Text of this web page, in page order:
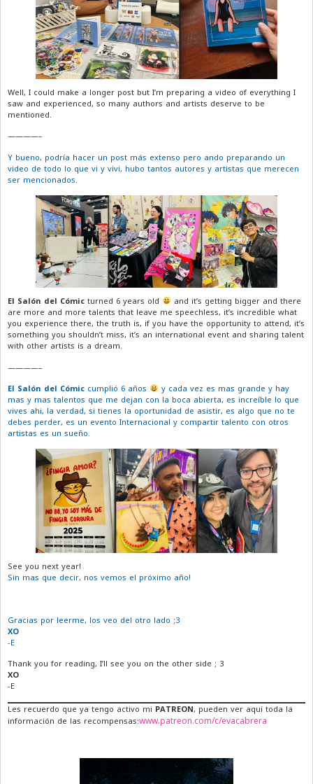
Well, I could make a longer post but I’m preparing a video of everything I
saw and experienced, so many authors and artists deserve to be
mentioned.
————–
Y bueno, podría hacer un post más extenso pero ando preparando un
video de todo lo que vi y vivi, hubo tantos autores y artistas que merecen
ser mencionados.
El Salón del Cómic turned 6 years old
and it’s getting bigger and there
are more and more talents that leave me speechless, it’s incredible what
you experience there, the truth is, if you have the opportunity to attend, it’s
something you shouldn’t miss, it’s an international event and sharing talent
with other artists is a dream.
————–
El Salón del Cómic cumplió 6 años
y cada vez es mas grande y hay
mas y mas talentos que me dejan con la boca abierta, es increíble lo que
vives ahi, la verdad, si tienes la oportunidad de asistir, es algo que no te
debes perder, es un evento Internacional y compartir talento con otros
artistas es un sueño.
See you next year!
Sin mas que decir, nos vemos el próximo año!
Gracias por leerme, los veo del otro lado ;3
XO
-E
Thank you for reading, I’ll see you on the other side ; 3
XO
-E
Les recuerdo que ya tengo activo mi PATREON, pueden ver aqui toda la
información de las recompensas:www.patreon.com/c/evacabrera